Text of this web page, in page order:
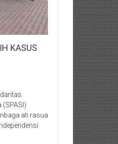
KASUS
(SPASI)
ati rasua